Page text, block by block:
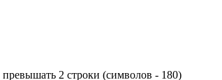
2 строки (символов - 180)